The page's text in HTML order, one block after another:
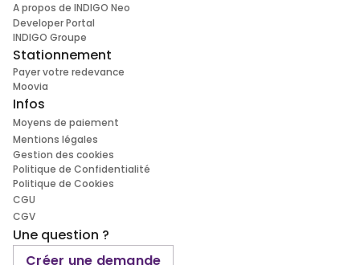
A propos de INDIGO Neo
Developer Portal
INDIGO Groupe
Stationnement
Payer votre redevance
Moovia
Infos
Moyens de paiement
Mentions légales
Gestion des cookies
Politique de Confidentialité
Politique de Cookies
CGU
CGV
Une question ?
Créer une demande